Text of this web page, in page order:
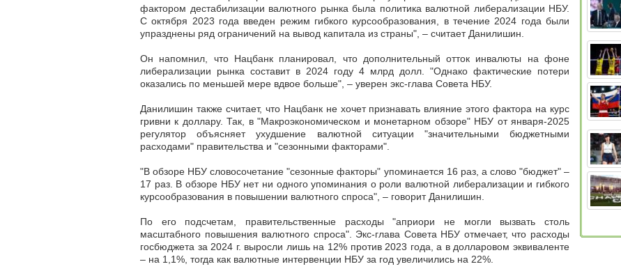
фактором дестабилизации валютного рынка была политика валютной либерализации НБУ.
С октября 2023 года введен режим гибкого курсообразования, в течение 2024 года были
упразднены ряд ограничений на вывод капитала из страны", – считает Данилишин.
Он напомнил, что Нацбанк планировал, что дополнительный отток инвалюты на фоне
либерализации рынка составит в 2024 году 4 млрд долл. "Однако фактические потери
оказались по меньшей мере вдвое больше", – уверен экс-глава Совета НБУ.
Данилишин также считает, что Нацбанк не хочет признавать влияние этого фактора на курс
гривни к доллару. Так, в "Макроэкономическом и монетарном обзоре" НБУ от января-2025
регулятор объясняет ухудшение валютной ситуации "значительными бюджетными
расходами" правительства и "сезонными факторами".
"В обзоре НБУ словосочетание "сезонные факторы" упоминается 16 раз, а слово "бюджет" –
17 раз. В обзоре НБУнет ни одного упоминания о роли валютной либерализации и гибкого
курсообразования в повышении валютного спроса", – говорит Данилишин.
По его подсчетам, правительственные расходы "априори не могли вызвать столь
масштабного повышения валютного спроса". Экс-глава Совета НБУ отмечает, что расходы
госбюджета за 2024 г. выросли лишь на 12% против 2023 года, а в долларовом эквиваленте
– на 1,1%, тогда как валютные интервенции НБУ за год увеличились на 22%.